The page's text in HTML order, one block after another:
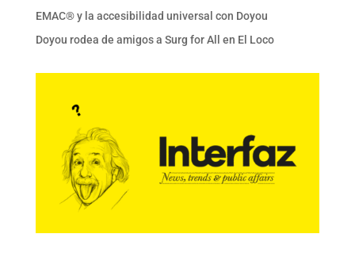
EMAC® y la accesibilidad universal con Doyou
Doyou rodea de amigos a Surg for All en El Loco